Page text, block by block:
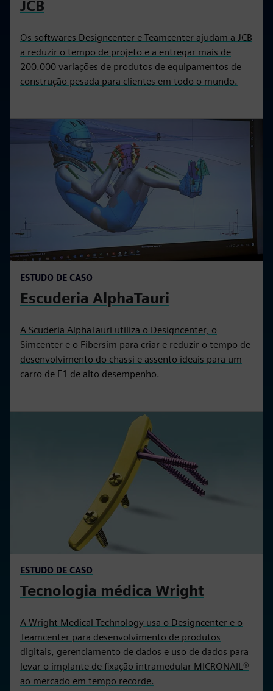
JCB
Os softwares Designcenter e Teamcenter ajudam a JCB
a reduzir o tempo de projeto e a entregar mais de
200.000 variações de produtos de equipamentos de
construção pesada para clientes em todo o mundo.
ESTUDO DE CASO
Escuderia AlphaTauri
A Scuderia AlphaTauri utiliza o Designcenter, o
Simcenter e o Fibersim para criar e reduzir o tempo de
desenvolvimento do chassi e assento ideais para um
carro de F1 de alto desempenho.
ESTUDO DE CASO
Tecnologia médica Wright
A Wright Medical Technology usa o Designcenter e o
Teamcenter para desenvolvimento de produtos
digitais, gerenciamento de dados e uso de dados para
levar o implante de fixação intramedular MICRONAIL®
ao mercado em tempo recorde.